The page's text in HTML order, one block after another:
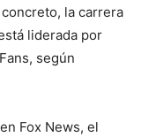
la carrera
liderada por
según
Fox News, el